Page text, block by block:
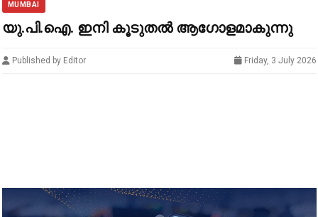
MUMBAI
യു.പി.ഐ. ഇനി കൂടുതൽ ആഗോളമാകുന്നു
Published by Editor Friday, 3 July 2026